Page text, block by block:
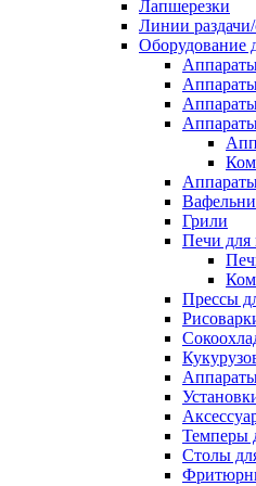
Лапшерезки
Линии
Оборудование
Грили
Печи
Прессы
Темперы
Столы